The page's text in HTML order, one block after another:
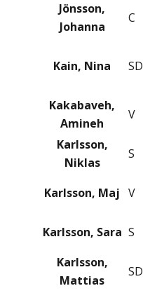
Jönsson,
Johanna
C
Kain, Nina SD
Kakabaveh,
Amineh
V
Karlsson,
Niklas
S
Karlsson, Maj V
Karlsson, Sara S
Karlsson,
Mattias
SD